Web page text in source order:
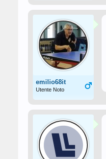
emilio68it
Utente Noto